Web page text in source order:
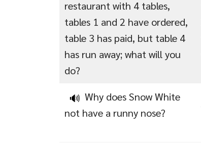
restaurant with 4 tables,
tables 1 and 2 have ordered,
table 3 has paid, but table 4
has run away; what will you
do?
🔊 Why does Snow White
not have a runny nose?